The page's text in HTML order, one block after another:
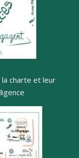
charte et leur